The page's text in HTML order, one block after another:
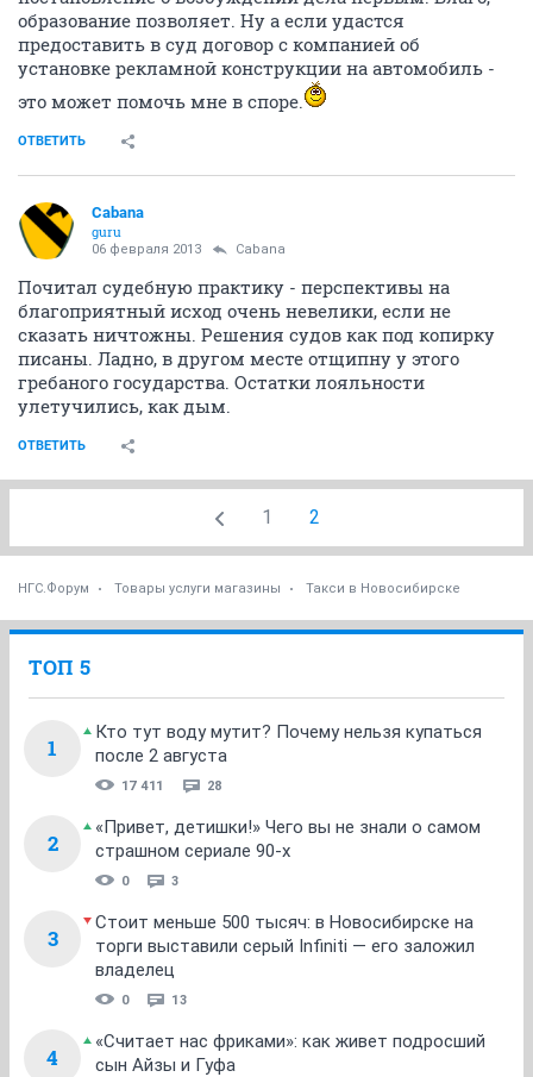
образование позволяет. Ну а если удастся
предоставить в суд договор с компанией об
установке рекламной конструкции на автомобиль -
это может помочь мне в споре.
ОТВЕТИТЬ
Cabana
guru
06 февраля 2013 Cabana
Почитал судебную практику - перспективы на
благоприятный исход очень невелики, если не
сказать ничтожны. Решения судов как под копирку
писаны. Ладно, в другом месте отщипну у этого
гребаного государства. Остатки лояльности
улетучились, как дым.
ОТВЕТИТЬ
1 2
НГС.Форум Товары услуги магазины Такси в Новосибирске
ТОП 5
1
Кто тут воду мутит? Почему нельзя купаться
после 2 августа
17 411 28
2
«Привет, детишки!» Чего вы не знали о самом
страшном сериале 90-х
0 3
3
Стоит меньше 500 тысяч: в Новосибирске на
торги выставили серый Infiniti — его заложил
владелец
0 13
4
«Считает нас фриками»: как живет подросший
сын Айзы и Гуфа